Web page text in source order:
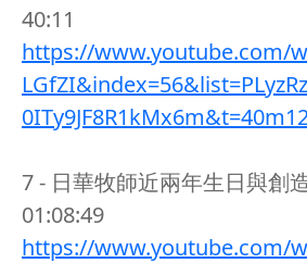
40:11
https://www.youtube.com/
7 - 日華牧師近兩年生日與創
01:08:49
https://www.youtube.com/